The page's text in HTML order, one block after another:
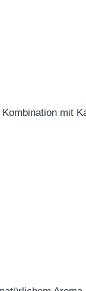
mit